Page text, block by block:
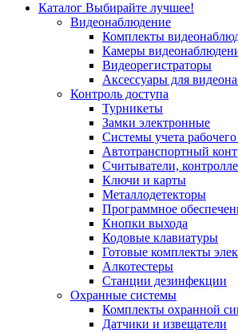
Каталог Выбирайте лучшее!
Видеонаблюдение
Комплекты
Камеры
Видеорегистраторы
Аксессуары для
Контроль доступа
Турникеты
Замки электронные
Системы учета
Автотранспортный
Считыватели,
Ключи и карты
Металлодетекторы
Программное
Кнопки выхода
Кодовые клавиатуры
Готовые комплекты
Алкотестеры
Станции дезинфекции
Охранные системы
Комплекты охранной
Датчики и извещатели